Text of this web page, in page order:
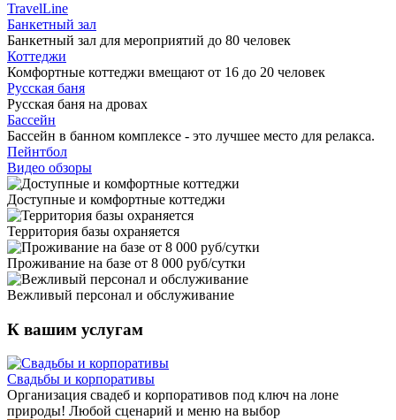
TravelLine
Банкетный зал
Банкетный зал для мероприятий до 80 человек
Коттеджи
Комфортные коттеджи вмещают от 16 до 20 человек
Русская баня
Русская баня на дровах
Бассейн
Бассейн в банном комплексе - это лучшее место для релакса.
Пейнтбол
Видео обзоры
Доступные и комфортные коттеджи
Территория базы охраняется
Проживание на базе от 8 000 руб/сутки
Вежливый персонал и обслуживание
К вашим услугам
Свадьбы и корпоративы
Организация свадеб и корпоративов под ключ на лоне
природы! Любой сценарий и меню на выбор